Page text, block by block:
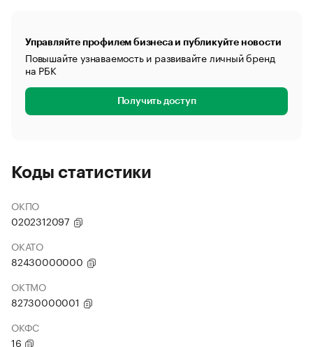
Управляйте профилем бизнеса и публикуйте новости
Повышайте узнаваемость и развивайте личный бренд
на РБК
Получить доступ
Коды статистики
ОКПО
0202312097
ОКАТО
82430000000
ОКТМО
82730000001
ОКФС
16